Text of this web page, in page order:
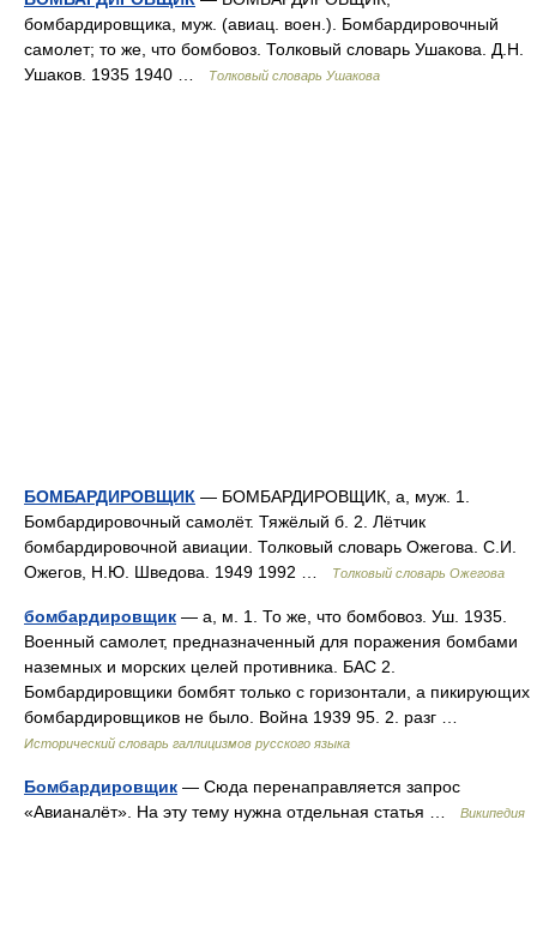
бомбардировщика, муж. (авиац. воен.). Бомбардировочный
самолет; то же, что бомбовоз. Толковый словарь Ушакова. Д.Н.
Ушаков. 1935 1940 …
Толковый словарь Ушакова
БОМБАРДИРОВЩИК — БОМБАРДИРОВЩИК, а, муж. 1.
Бомбардировочный самолёт. Тяжёлый б. 2. Лётчик
бомбардировочной авиации. Толковый словарь Ожегова. С.И.
Ожегов, Н.Ю. Шведова. 1949 1992 …
Толковый словарь Ожегова
бомбардировщик — а, м. 1. То же, что бомбовоз. Уш. 1935.
Военный самолет, предназначенный для поражения бомбами
наземных и морских целей противника. БАС 2.
Бомбардировщики бомбят только с горизонтали, а пикирующих
бомбардировщиков не было. Война 1939 95. 2. разг …
Исторический словарь галлицизмов русского языка
Бомбардировщик — Сюда перенаправляется запрос
«Авианалёт». На эту тему нужна отдельная статья …
Википедия